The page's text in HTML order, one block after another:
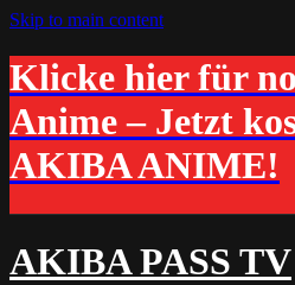
Skip to main content
Klicke hier für
Anime – Jetzt
AKIBA ANIME!
AKIBA PASS TV